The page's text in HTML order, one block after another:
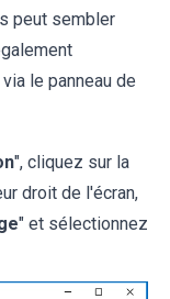
peut sembler
le panneau de
", cliquez sur la
droit de l'écran,
" et sélectionnez